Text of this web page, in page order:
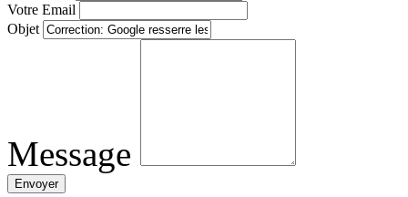
Votre Email
Objet
Message